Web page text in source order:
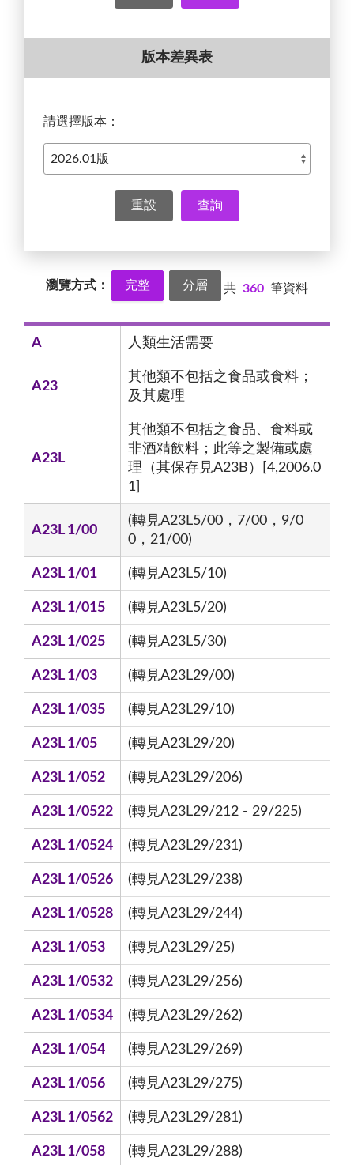
版本差異表
請選擇版本：
查詢
瀏覽方式： 完整 分層 共 360 筆資料
A 人類生活需要
A23
其他類不包括之食品或食料；
及其處理
A23L
其他類不包括之食品、食料或
非酒精飲料；此等之製備或處
理（其保存見A23B）[4,2006.0
1]
A23L 1/00
(轉見A23L5/00，7/00，9/0
0，21/00)
A23L 1/01 (轉見A23L5/10)
A23L 1/015 (轉見A23L5/20)
A23L 1/025 (轉見A23L5/30)
A23L 1/03 (轉見A23L29/00)
A23L 1/035 (轉見A23L29/10)
A23L 1/05 (轉見A23L29/20)
A23L 1/052 (轉見A23L29/206)
A23L 1/0522 (轉見A23L29/212 - 29/225)
A23L 1/0524 (轉見A23L29/231)
A23L 1/0526 (轉見A23L29/238)
A23L 1/0528 (轉見A23L29/244)
A23L 1/053 (轉見A23L29/25)
A23L 1/0532 (轉見A23L29/256)
A23L 1/0534 (轉見A23L29/262)
A23L 1/054 (轉見A23L29/269)
A23L 1/056 (轉見A23L29/275)
A23L 1/0562 (轉見A23L29/281)
A23L 1/058 (轉見A23L29/288)